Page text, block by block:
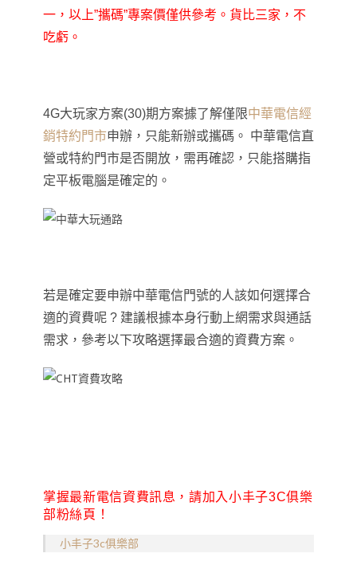
一 ，以上”攜碼”專案價僅供參考 。貨比三家 ，不
吃虧 。
4G大玩家方案(30)期方案據了解僅限中華電信經
銷特約門市申辦 ，只能新辦或攜碼 。 中華電信直
營或特約門市是否開放 ，需再確認 ，只能搭購指
定平板電腦是確定的 。
若是確定要申辦中華電信門號的人該如何選擇合
適的資費呢 ? 建議根據本身行動上網需求與通話
需求，參考以下攻略選擇最合適的資費方案 。
掌握最新電信資費訊息，請加入小丰子3C俱樂
部粉絲頁！
小丰子3c俱樂部